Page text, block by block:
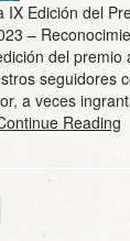
IX Edición del
–
del
seguidores
a veces
Reading